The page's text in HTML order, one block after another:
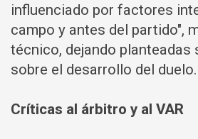
influenciado por factores
campo y antes del partido",
técnico, dejando planteadas
sobre el desarrollo del duelo.
Críticas al árbitro y al VAR